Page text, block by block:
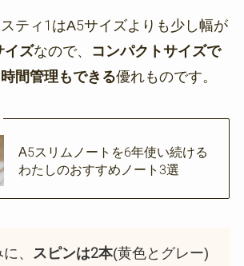
ティ1はA5サイズよりも少し幅が
イズなので、
コンパクトサイズで
間管理もできる優れものです。
A5スリムノートを6年使い続ける
わたしのおすすめノート3選
、 スピンは2本(黄色とグレー)